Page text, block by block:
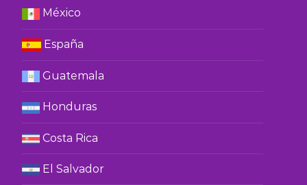
México
España
Guatemala
Honduras
Costa Rica
El Salvador